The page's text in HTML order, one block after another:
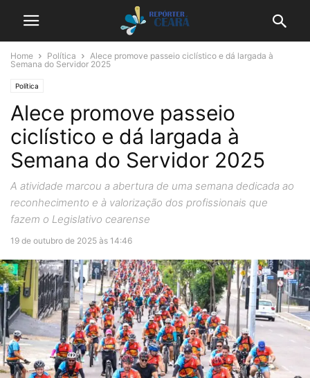
Home Política
Alece promove passeio ciclístico e dá largada à
Semana do Servidor 2025
Política
Alece promove passeio
ciclístico e dá largada à
Semana do Servidor 2025
A atividade marcou a abertura de uma semana dedicada ao
reconhecimento e à valorização dos profissionais que
fazem o Legislativo cearense
19 de outubro de 2025 às 14:46